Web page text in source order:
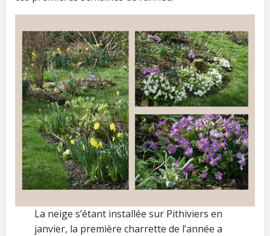
La neige s’étant installée sur Pithiviers en
janvier, la première charrette de l’année a